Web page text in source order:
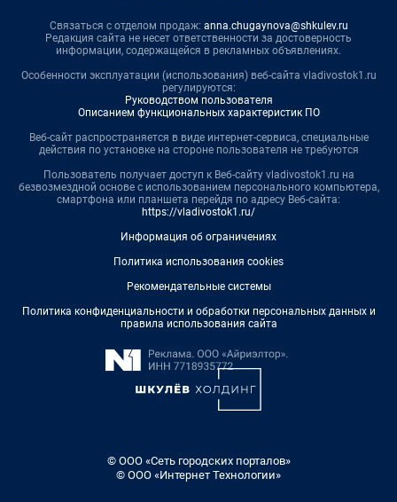
Связаться с отделом продаж: anna.chugaynova@shkulev.ru
Редакция сайта не несет ответственности за достоверность
информации, содержащейся в рекламных объявлениях.
Особенности эксплуатации (использования) веб-сайта vladivostok1.ru
регулируются:
Руководством пользователя
Описанием функциональных характеристик ПО
Веб-сайт распространяется в виде интернет-сервиса, специальные
действия по установке на стороне пользователя не требуются
Пользователь получает доступ к Веб-сайту vladivostok1.ru на
безвозмездной основе с использованием персонального компьютера,
смартфона или планшета перейдя по адресу Веб-сайта:
https://vladivostok1.ru/
Информация об ограничениях
Политика использования cookies
Рекомендательные системы
Политика конфиденциальности и обработки персональных данных и
правила использования сайта
© ООО «Сеть городских порталов»
© ООО «Интернет Технологии»